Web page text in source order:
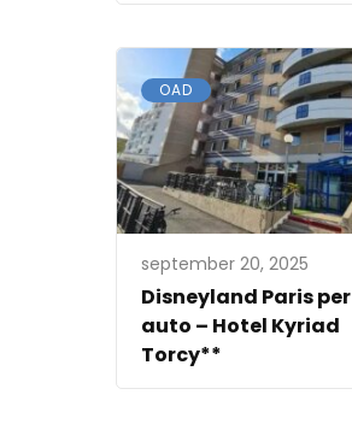
OAD
september 20, 2025
Disneyland Paris per
auto – Hotel Kyriad
Torcy**